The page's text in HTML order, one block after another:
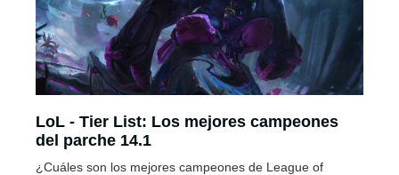
LoL - Tier List: Los mejores campeones
del parche 14.1
¿Cuáles son los mejores campeones de League of